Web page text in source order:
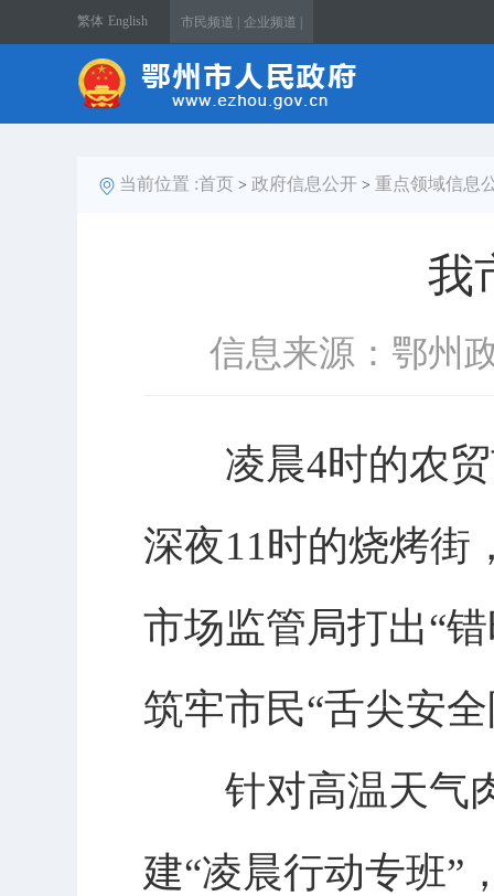
繁体 English 市民频道 | 企业频道 |
当前位置 :首页 > 政府信息公开 > 重点领域信息
我
信息来源：鄂州
凌晨4时的农贸
深夜11时的烧烤
市场监管局打出“
筑牢市民“舌尖安
针对高温天气肉
建“凌晨行动专班”